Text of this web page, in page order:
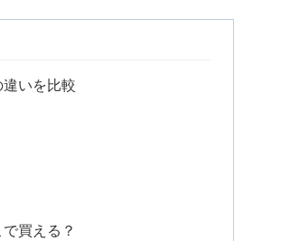
いを比較
買える？